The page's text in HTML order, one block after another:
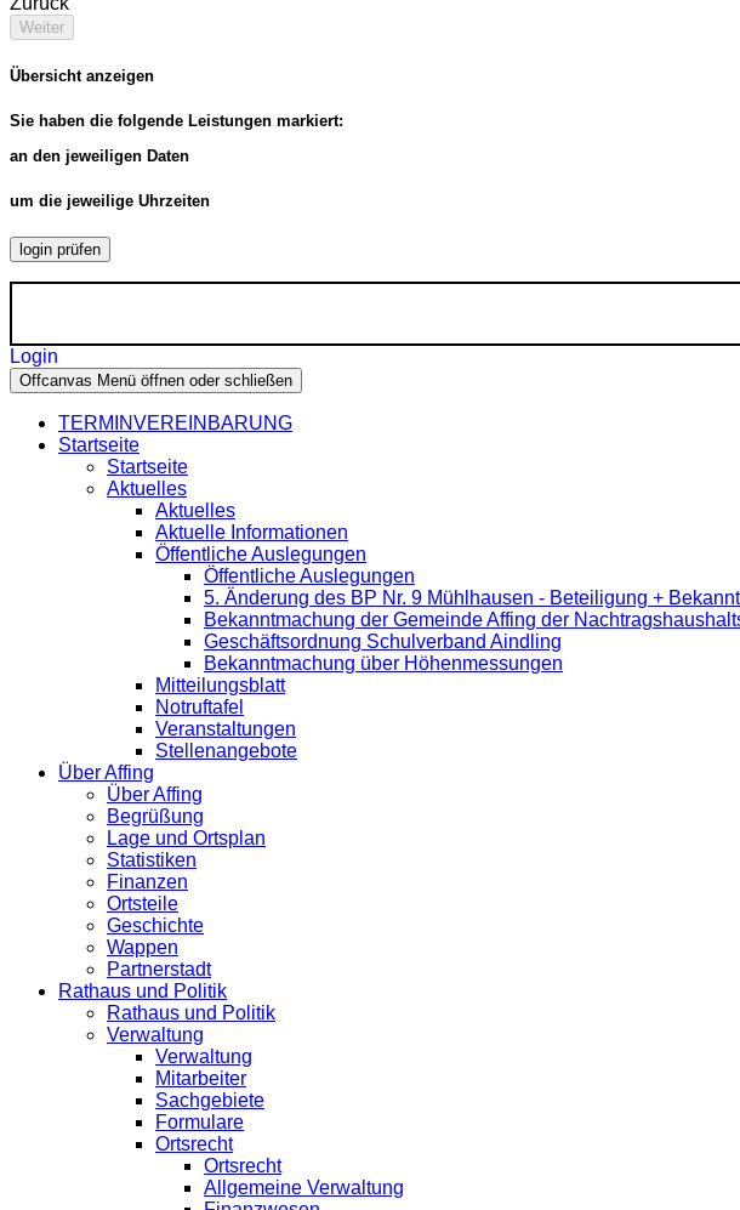
Weiter
Übersicht anzeigen
Sie haben die folgende Leistungen markiert:
an den jeweiligen Daten
um die jeweilige Uhrzeiten
login prüfen
Login
Offcanvas Menü öffnen oder schließen
TERMINVEREINBARUNG
Startseite
Startseite
Aktuelles
Aktuelles
Aktuelle Informationen
Öffentliche Auslegungen
Öffentliche Auslegungen
5. Änderung des BP Nr. 9 Mühlhausen - Beteiligung +
Bekanntmachung der Gemeinde Affing der
Geschäftsordnung Schulverband Aindling
Bekanntmachung über Höhenmessungen
Mitteilungsblatt
Notruftafel
Veranstaltungen
Stellenangebote
Über Affing
Über Affing
Begrüßung
Lage und Ortsplan
Statistiken
Finanzen
Ortsteile
Geschichte
Wappen
Partnerstadt
Rathaus und Politik
Rathaus und Politik
Verwaltung
Verwaltung
Mitarbeiter
Sachgebiete
Formulare
Ortsrecht
Ortsrecht
Allgemeine Verwaltung